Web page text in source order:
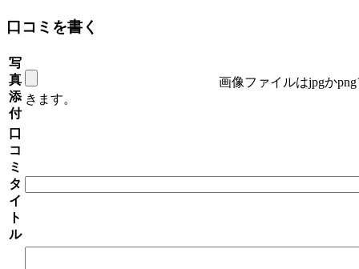
口コミを書く
写
真
添
付
画像ファイルはjpgか
きます。
口
コ
ミ
タ
イ
ト
ル